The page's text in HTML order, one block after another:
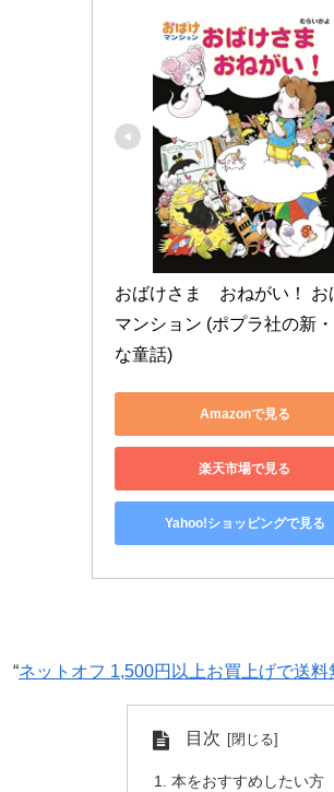
おばけさま　おねがい！ お
マンション (ポプラ社の新
な童話)
Amazonで見る
楽天市場で見る
Yahoo!ショッピングで見る
“ネットオフ 1,500円以上お買上げで送料
目次
本をおすすめしたい方